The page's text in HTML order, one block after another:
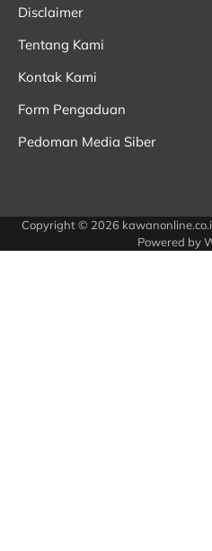
Disclaimer
Tentang Kami
Kontak Kami
Form Pengaduan
Pedoman Media Siber
Copyright © 2026
Powered by